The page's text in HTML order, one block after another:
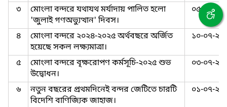
৩
মোংলা বন্দরে যথাযথ মর্যাদায় পালিত হলো
'জুলাই গণঅভ্যুত্থান' দিবস।
০৫-০৮-
৪
মোংলা বন্দরে ২০২৪-২০২৫ অর্থবছরে অর্জিত
হয়েছে সকল লক্ষ্যমাত্রা।
১০-০৭-
৫
মোংলা বন্দরে বৃক্ষরোপণ কর্মসূচি-২০২৫ শুভ
উদ্বোধন।
০৩-০৭-
৬
নতুন বছরের প্রথমদিনেই বন্দর জেটিতে চারটি
বিদেশি বাণিজ্যিক জাহাজ।
০১-০৭-